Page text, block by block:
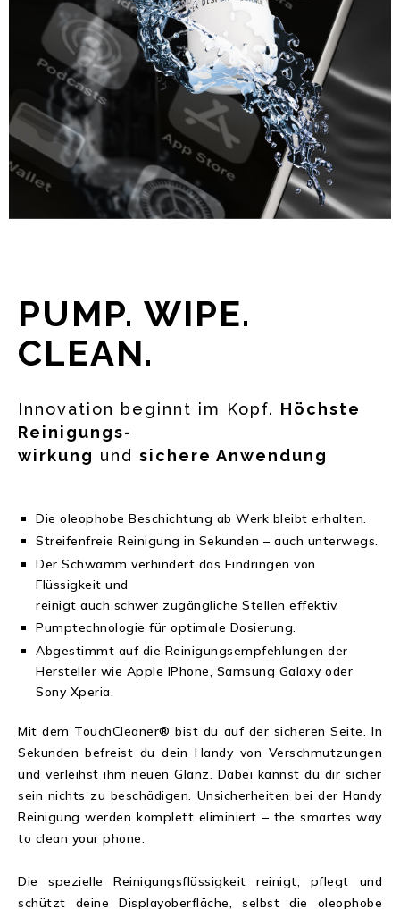
PUMP. WIPE.
CLEAN.
Innovation beginnt im Kopf. Höchste
Reinigungs-
wirkung und sichere Anwendung
Die oleophobe Beschichtung ab Werk bleibt erhalten.
Streifenfreie Reinigung in Sekunden – auch unterwegs.
Der Schwamm verhindert das Eindringen von
Flüssigkeit und
reinigt auch schwer zugängliche Stellen effektiv.
Pumptechnologie für optimale Dosierung.
Abgestimmt auf die Reinigungsempfehlungen der
Hersteller wie Apple IPhone, Samsung Galaxy oder
Sony Xperia.
Mit dem TouchCleaner® bist du auf der sicheren Seite. In
Sekunden befreist du dein Handy von Verschmutzungen
und verleihst ihm neuen Glanz. Dabei kannst du dir sicher
sein nichts zu beschädigen. Unsicherheiten bei der Handy
Reinigung werden komplett eliminiert – the smartes way
to clean your phone.
Die spezielle Reinigungsflüssigkeit reinigt, pflegt und
schützt deine Displayoberfläche, selbst die oleophobe